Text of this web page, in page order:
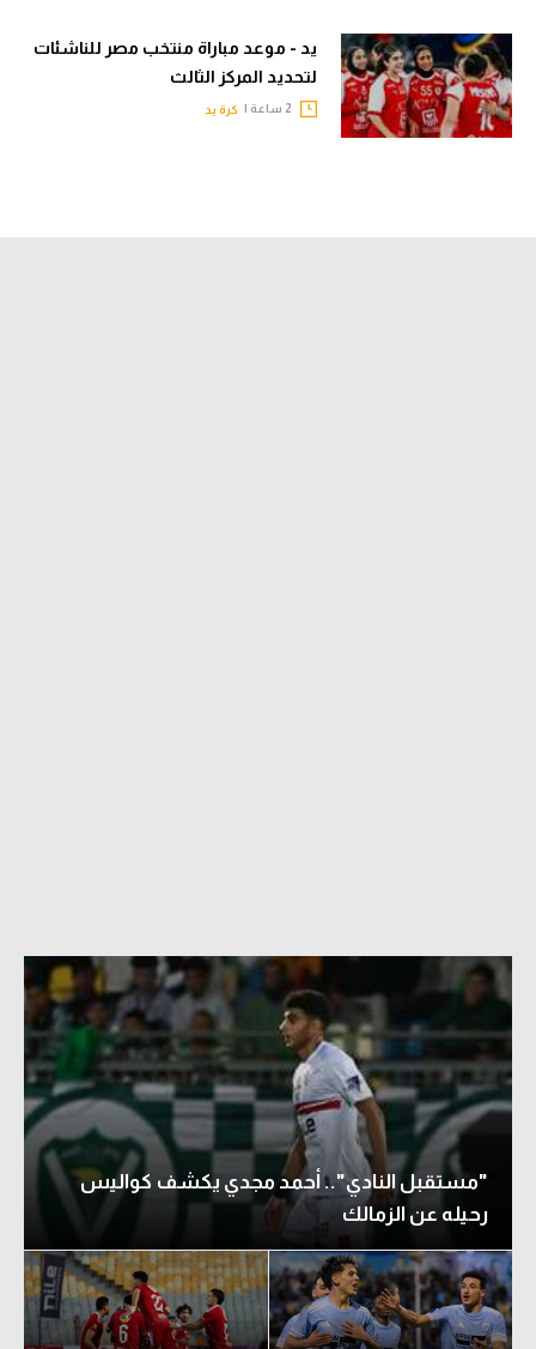
يد - موعد مباراة منتخب مصر للناشئات
لتحديد المركز الثالث
كرة يد
"مستقبل النادي".. أحمد مجدي يكشف كواليس
رحيله عن الزمالك